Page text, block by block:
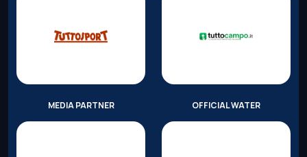
MEDIA PARTNER OFFICIAL WATER